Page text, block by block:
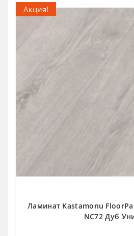
Акция!
Ламинат Kastamonu
NC72 Дуб